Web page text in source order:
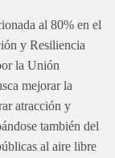
al 80% en el
y Resiliencia
la Unión
mejorar la
atracción y
también del
al aire libre